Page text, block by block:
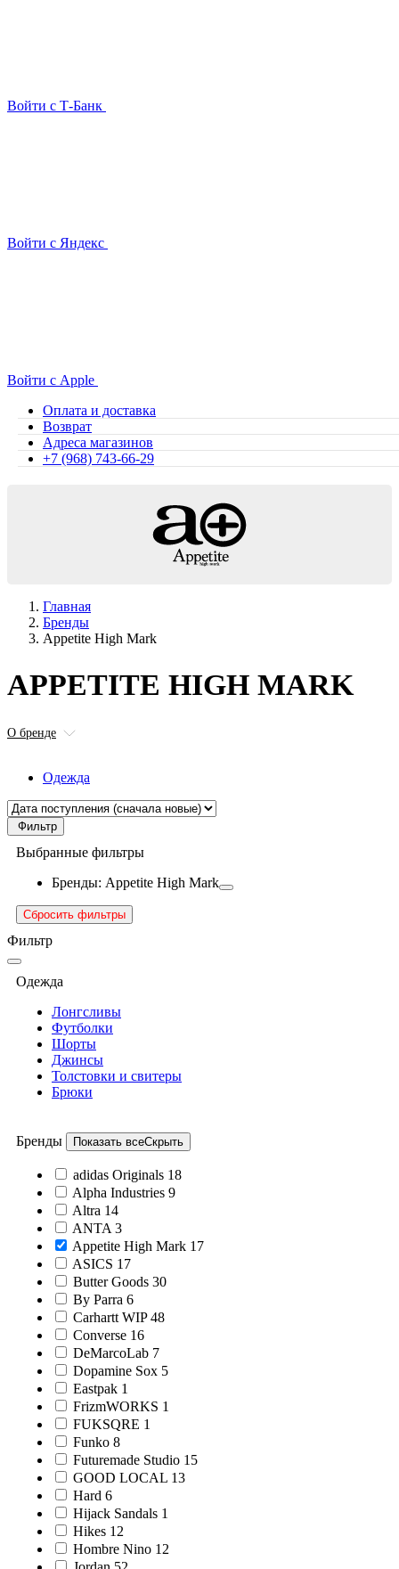
Войти с Т-Банк
Войти с Яндекс
Войти с Apple
Оплата и доставка
Возврат
Адреса магазинов
+7 (968) 743-66-29
Главная
Бренды
Appetite High Mark
APPETITE HIGH MARK
О бренде
Одежда
Фильтр
Выбранные фильтры
Бренды: Appetite High Mark
Сбросить фильтры
Фильтр
Одежда
Лонгсливы
Футболки
Шорты
Джинсы
Толстовки и свитеры
Брюки
Бренды Показать всеСкрыть
adidas Originals 18
Alpha Industries 9
Altra 14
ANTA 3
Appetite High Mark 17
ASICS 17
Butter Goods 30
By Parra 6
Carhartt WIP 48
Converse 16
DeMarcoLab 7
Dopamine Sox 5
Eastpak 1
FrizmWORKS 1
FUKSQRE 1
Funko 8
Futuremade Studio 15
GOOD LOCAL 13
Hard 6
Hijack Sandals 1
Hikes 12
Hombre Nino 12